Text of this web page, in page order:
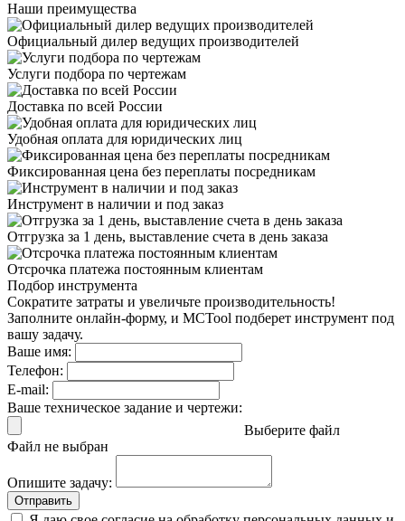
Наши преимущества
Официальный дилер ведущих производителей
Услуги подбора по чертежам
Доставка по всей России
Удобная оплата для юридических лиц
Фиксированная цена без переплаты посредникам
Инструмент в наличии и под заказ
Отгрузка за 1 день, выставление счета в день заказа
Отсрочка платежа постоянным клиентам
Подбор инструмента
Сократите затраты и увеличьте производительность!
Заполните онлайн-форму, и MCTool подберет инструмент под
вашу задачу.
Ваше имя:
Телефон:
E-mail:
Ваше техническое задание и чертежи:
Выберите файл
Файл не выбран
Опишите задачу:
Отправить